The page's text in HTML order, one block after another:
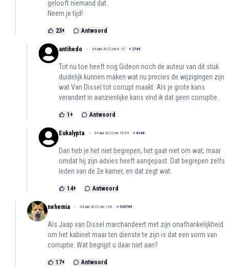
gelooft niemand dat.
Neem je tijd!
23+ Antwoord
antihedo 04 juni 2022 om 8:15 + 2749
Tot nu toe heeft nog Gideon noch de auteur van dit stuk
duidelijk kunnen maken wat nu precies de wijzigingen zijn
wat Van Dissel tot corrupt maakt. Als je grote kans
verandert in aanzienlijke kans vind ik dat geen corruptie.
1 + Antwoord
Eukalypta 04 juni 2022 om 10:09 + 6144
Dan heb je het niet begrepen, het gaat niet om wat, maar
omdat hij zijn advies heeft aangepast. Dat begrepen zelfs
leden van de 2e kamer, en dat zegt wat.
14+ Antwoord
nehemia 04 juni 2022 om 1:06 + 535769
Als Jaap van Dissel marchandeert met zijn onafhankelijkheid
om het kabinet maar ten dienste te zijn is dat een vorm van
corruptie. Wat begrijpt u daar niet aan?
17+ Antwoord